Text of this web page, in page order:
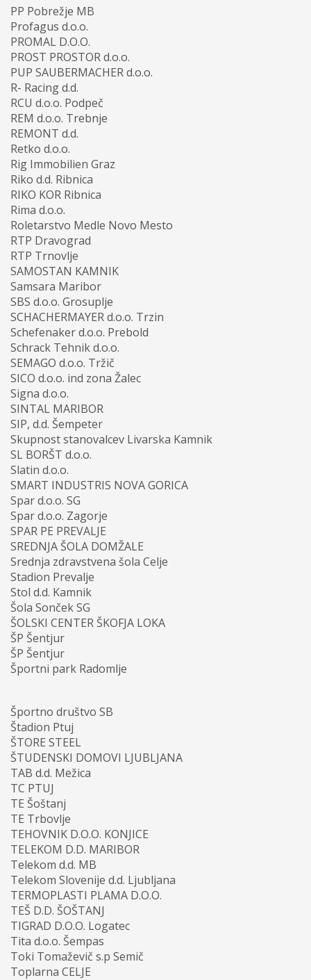
PP Pobrežje MB
Profagus d.o.o.
PROMAL D.O.O.
PROST PROSTOR d.o.o.
PUP SAUBERMACHER d.o.o.
R- Racing d.d.
RCU d.o.o. Podpeč
REM d.o.o. Trebnje
REMONT d.d.
Retko d.o.o.
Rig Immobilien Graz
Riko d.d. Ribnica
RIKO KOR Ribnica
Rima d.o.o.
Roletarstvo Medle Novo Mesto
RTP Dravograd
RTP Trnovlje
SAMOSTAN KAMNIK
Samsara Maribor
SBS d.o.o. Grosuplje
SCHACHERMAYER d.o.o. Trzin
Schefenaker d.o.o. Prebold
Schrack Tehnik d.o.o.
SEMAGO d.o.o. Tržič
SICO d.o.o. ind zona Žalec
Signa d.o.o.
SINTAL MARIBOR
SIP, d.d. Šempeter
Skupnost stanovalcev Livarska Kamnik
SL BORŠT d.o.o.
Slatin d.o.o.
SMART INDUSTRIS NOVA GORICA
Spar d.o.o. SG
Spar d.o.o. Zagorje
SPAR PE PREVALJE
SREDNJA ŠOLA DOMŽALE
Srednja zdravstvena šola Celje
Stadion Prevalje
Stol d.d. Kamnik
Šola Sonček SG
ŠOLSKI CENTER ŠKOFJA LOKA
ŠP Šentjur
ŠP Šentjur
Športni park Radomlje
Športno društvo SB
Štadion Ptuj
ŠTORE STEEL
ŠTUDENSKI DOMOVI LJUBLJANA
TAB d.d. Mežica
TC PTUJ
TE Šoštanj
TE Trbovlje
TEHOVNIK D.O.O. KONJICE
TELEKOM D.D. MARIBOR
Telekom d.d. MB
Telekom Slovenije d.d. Ljubljana
TERMOPLASTI PLAMA D.O.O.
TEŠ D.D. ŠOŠTANJ
TIGRAD D.O.O. Logatec
Tita d.o.o. Šempas
Toki Tomaževič s.p Semič
Toplarna CELJE